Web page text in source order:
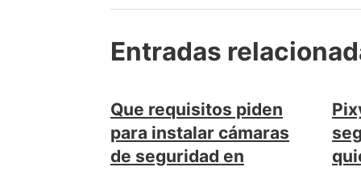
Entradas
Que requisitos piden
para instalar cámaras
de seguridad en